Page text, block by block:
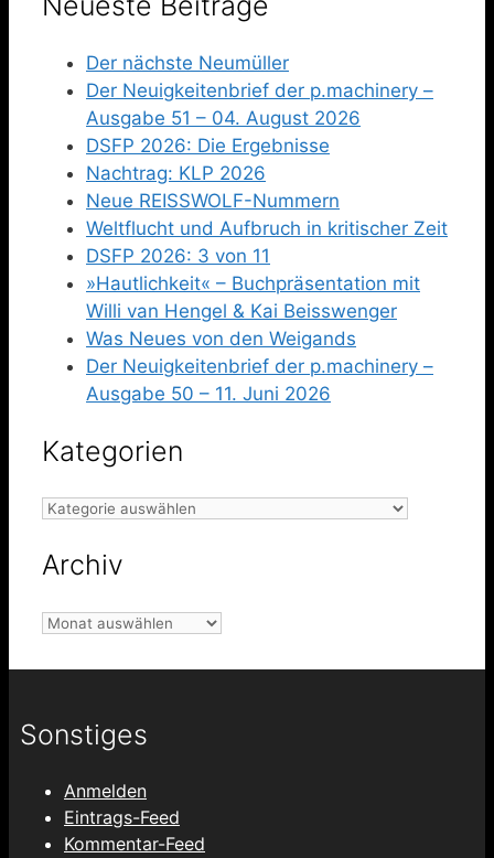
Der nächste Neumüller
Der Neuigkeitenbrief der p.machinery –
Ausgabe 51 – 04. August 2026
DSFP 2026: Die Ergebnisse
Nachtrag: KLP 2026
Neue REISSWOLF-Nummern
Weltflucht und Aufbruch in kritischer Zeit
DSFP 2026: 3 von 11
»Hautlichkeit« – Buchpräsentation mit
Willi van Hengel & Kai Beisswenger
Was Neues von den Weigands
Der Neuigkeitenbrief der p.machinery –
Ausgabe 50 – 11. Juni 2026
Kategorien
Kategorien
Archiv
Archiv
Sonstiges
Anmelden
Eintrags-Feed
Kommentar-Feed